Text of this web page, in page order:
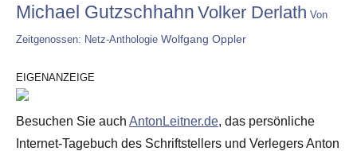
Michael Gutzschhahn Volker Derlath Von
Zeitgenossen: Netz-Anthologie Wolfgang Oppler
EIGENANZEIGE
Besuchen Sie auch AntonLeitner.de, das persönliche
Internet-Tagebuch des Schriftstellers und Verlegers Anton